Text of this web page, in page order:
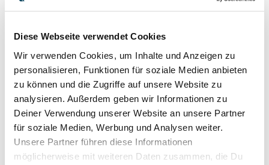
Diese Webseite verwendet Cookies
Wir verwenden Cookies, um Inhalte und Anzeigen zu
personalisieren, Funktionen für soziale Medien anbieten
zu können und die Zugriffe auf unsere Website zu
analysieren. Außerdem geben wir Informationen zu
Deiner Verwendung unserer Website an unsere Partner
für soziale Medien, Werbung und Analysen weiter.
Unsere Partner führen diese Informationen
möglicherweise mit weiteren Daten zusammen, die Du
die Viva-Faser auf der Rückseite eignet sich dann super zur
Nachreinigung.
21,90 € inkl. MwSt. zzgl.Versandkosten
IN DEN WARENKORB